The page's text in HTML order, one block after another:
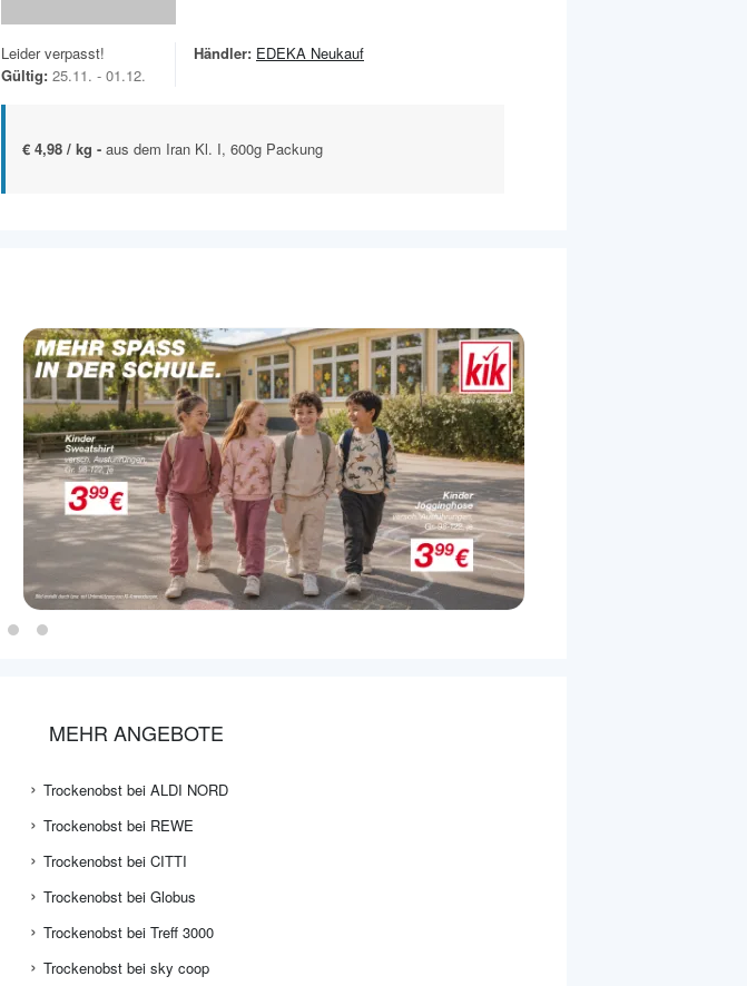
Leider verpasst!
Gültig: 25.11. - 01.12.
Händler: EDEKA Neukauf
€ 4,98 / kg - aus dem Iran Kl. I, 600g Packung
MEHR ANGEBOTE
Trockenobst bei ALDI NORD
Trockenobst bei REWE
Trockenobst bei CITTI
Trockenobst bei Globus
Trockenobst bei Treff 3000
Trockenobst bei sky coop